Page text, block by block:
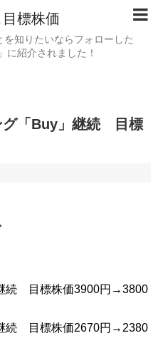
標株価
知りたいならフォローした
に紹介されました！
グ「Buy」継続 目標
続 目標株価3900円→3800
続 目標株価2670円→2380